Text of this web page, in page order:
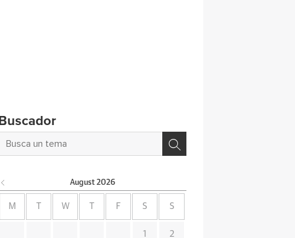
Buscador
August 2026
M W F S S
1 2